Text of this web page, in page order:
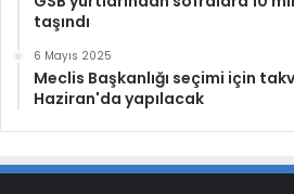
taşındı
6 Mayıs 2025
Meclis Başkanlığı seçimi için
Haziran'da yapılacak